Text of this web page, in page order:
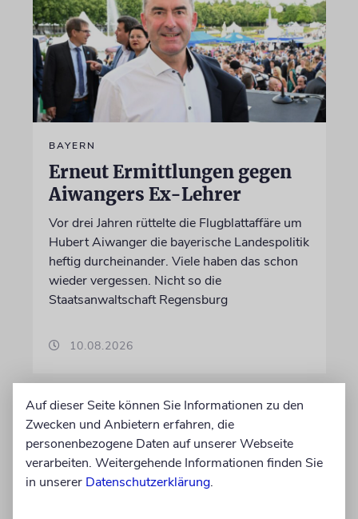
BAYERN
Erneut Ermittlungen gegen
Aiwangers Ex-Lehrer
Vor drei Jahren rüttelte die Flugblattaffäre um
Hubert Aiwanger die bayerische Landespolitik
heftig durcheinander. Viele haben das schon
wieder vergessen. Nicht so die
Staatsanwaltschaft Regensburg
10.08.2026
Auf dieser Seite können Sie Informationen zu den
Zwecken und Anbietern erfahren, die
personenbezogene Daten auf unserer Webseite
verarbeiten. Weitergehende Informationen finden Sie
in unserer Datenschutzerklärung.